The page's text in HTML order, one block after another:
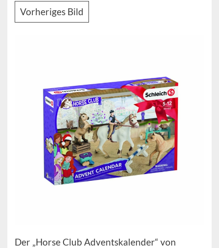
Vorheriges Bild
Der „Horse Club Adventskalender“ von